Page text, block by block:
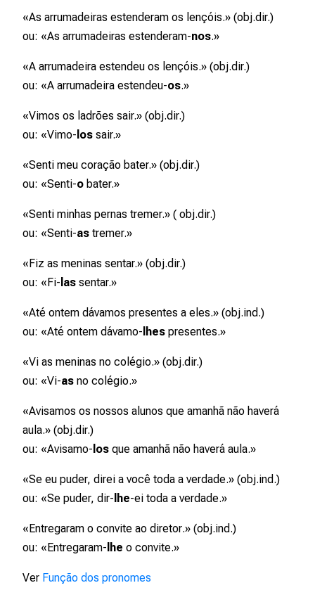
«As arrumadeiras estenderam os lençóis.» (obj.dir.)
ou: «As arrumadeiras estenderam-nos.»
«A arrumadeira estendeu os lençóis.» (obj.dir.)
ou: «A arrumadeira estendeu-os.»
«Vimos os ladrões sair.» (obj.dir.)
ou: «Vimo- los sair.»
«Senti meu coração bater.» (obj.dir.)
ou: «Senti-o bater.»
«Senti minhas pernas tremer.» ( obj.dir.)
ou: «Senti-as tremer.»
«Fiz as meninas sentar.» (obj.dir.)
ou: «Fi- las sentar.»
«Até ontem dávamos presentes a eles.» (obj.ind.)
ou: «Até ontem dávamo- lhes presentes.»
«Vi as meninas no colégio.» (obj.dir.)
ou: «Vi-as no colégio.»
«Avisamos os nossos alunos que amanhã não haverá
aula.» (obj.dir.)
ou: «Avisamo- los que amanhã não haverá aula.»
«Se eu puder, direi a você toda a verdade.» (obj.ind.)
ou: «Se puder, dir- lhe-ei toda a verdade.»
«Entregaram o convite ao diretor.» (obj.ind.)
ou: «Entregaram- lhe o convite.»
Ver Função dos pronomes